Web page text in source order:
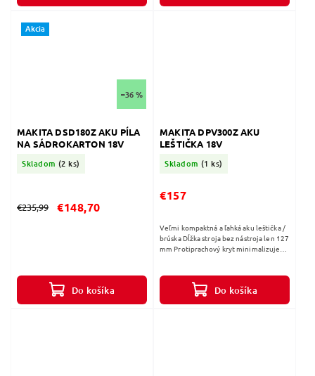
Akcia
–36 %
MAKITA DSD180Z AKU PÍLA
NA SÁDROKARTON 18V
Skladom (2 ks)
€235,99 €148,70
Do košíka
MAKITA DPV300Z AKU
LEŠTIČKA 18V
Skladom (1 ks)
€157
Do košíka
Veľmi kompaktná a ľahká aku leštička /
brúska Dĺžka stroja bez nástroja len 127
mm Protiprachový kryt minimalizuje